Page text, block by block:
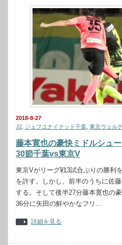
2018-8-27
J2 ジェフユナイテッド千葉 東京ヴェル
藤本寛也の豪快ミドルシュ
30節千葉vs東京V
東京Vがリーグ戦3試合ぶりの勝
を許す。しかし、前半のうちに佐
する。そして後半27分藤本寛也の
36分に矢田の鮮やかなフリ…
詳細を見る